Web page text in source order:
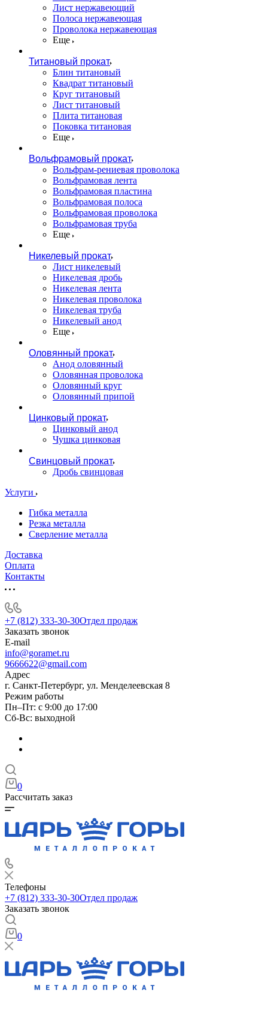
Лист нержавеющий
Полоса нержавеющая
Проволока нержавеющая
Еще
Титановый прокат
Блин титановый
Квадрат титановый
Круг титановый
Лист титановый
Плита титановая
Поковка титановая
Еще
Вольфрамовый прокат
Вольфрам-рениевая проволока
Вольфрамовая лента
Вольфрамовая пластина
Вольфрамовая полоса
Вольфрамовая проволока
Вольфрамовая труба
Еще
Никелевый прокат
Лист никелевый
Никелевая дробь
Никелевая лента
Никелевая проволока
Никелевая труба
Никелевый анод
Еще
Оловянный прокат
Анод оловянный
Оловянная проволока
Оловянный круг
Оловянный припой
Цинковый прокат
Цинковый анод
Чушка цинковая
Свинцовый прокат
Дробь свинцовая
Услуги
Гибка металла
Резка металла
Сверление металла
Доставка
Оплата
Контакты
+7 (812) 333-30-30Отдел продаж
Заказать звонок
E-mail
info@goramet.ru
9666622@gmail.com
Адрес
г. Санкт-Петербург, ул. Менделеевская 8
Режим работы
Пн–Пт: с 9:00 до 17:00
Сб-Вс: выходной
0
Рассчитать заказ
Телефоны
+7 (812) 333-30-30Отдел продаж
Заказать звонок
0